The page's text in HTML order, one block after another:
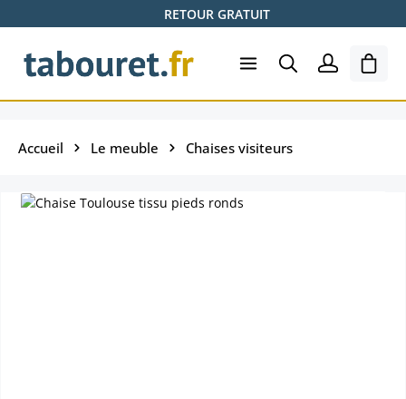
Passer au contenu principalRETOUR GRATUIT
Le
Accueil Le meuble Chaises visiteurs